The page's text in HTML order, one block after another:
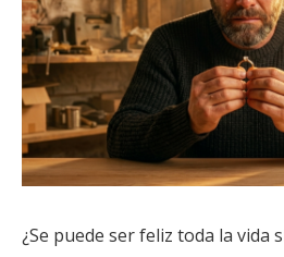
¿Se puede ser feliz toda la vida